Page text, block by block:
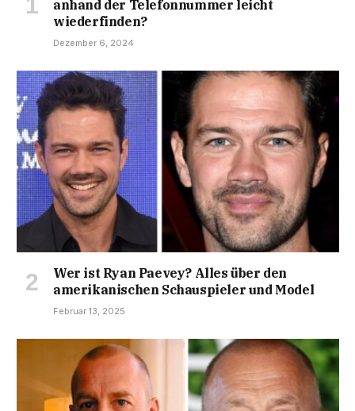
anhand der Telefonnummer leicht
wiederfinden?
Dezember 6, 2024
Wer ist Ryan Paevey? Alles über den
amerikanischen Schauspieler und Model
Februar 13, 2025